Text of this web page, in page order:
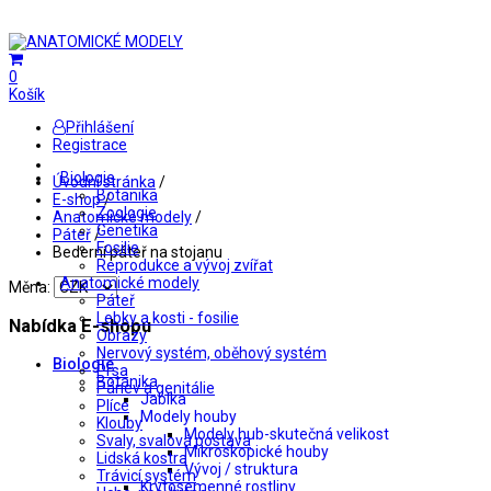
0
Košík
Přihlášení
Registrace
Biologie
Botanika
Zoologie
Genetika
Fosilie
Reprodukce a vývoj zvířat
Anatomické modely
Páteř
Lebky a kosti - fosilie
Obrazy
Nervový systém, oběhový systém
Prsa
Pánev a genitálie
Plíce
Klouby
Svaly, svalová postava
Lidská kostra
Trávicí systém
Úvodní stránka /
E-shop/
Anatomické modely/
Páteř/
Bederní páteř na stojanu
Měna:
Nabídka E-shopu
Biologie
Botanika
Jablka
Modely houby
Modely hub-skutečná velikost
Mikroskopické houby
Vývoj / struktura
Krytosemenné rostliny